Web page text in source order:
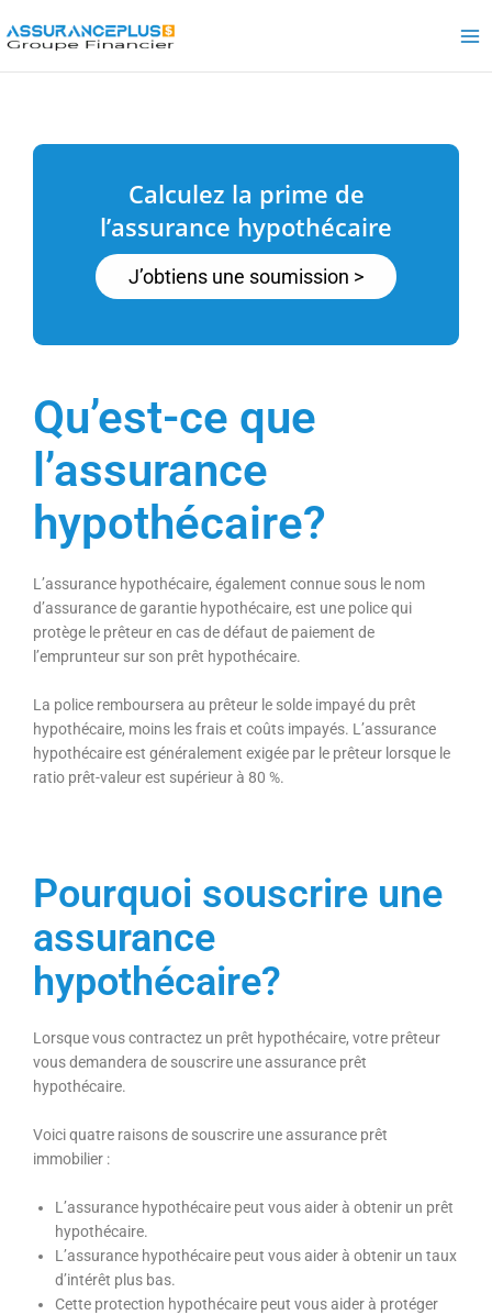
to
Calculez la prime de
l’assurance hypothécaire
J’obtiens une soumission >
Qu’est-ce que
l’assurance
hypothécaire?
L’assurance hypothécaire, également connue sous le nom
d’assurance de garantie hypothécaire, est une police qui
protège le prêteur en cas de défaut de paiement de
l’emprunteur sur son prêt hypothécaire.
La police remboursera au prêteur le solde impayé du prêt
hypothécaire, moins les frais et coûts impayés. L’assurance
hypothécaire est généralement exigée par le prêteur lorsque le
ratio prêt-valeur est supérieur à 80 %.
Pourquoi souscrire une
assurance
hypothécaire?
Lorsque vous contractez un prêt hypothécaire, votre prêteur
vous demandera de souscrire une assurance prêt
hypothécaire.
Voici quatre raisons de souscrire une assurance prêt
immobilier :
L’assurance hypothécaire peut vous aider à obtenir un prêt
hypothécaire.
L’assurance hypothécaire peut vous aider à obtenir un taux
d’intérêt plus bas.
Cette protection hypothécaire peut vous aider à protéger